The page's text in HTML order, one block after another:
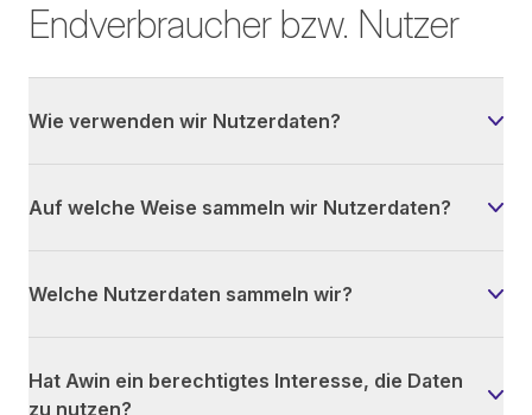
Endverbraucher bzw. Nutzer
Wie verwenden wir Nutzerdaten?
Auf welche Weise sammeln wir Nutzerdaten?
Welche Nutzerdaten sammeln wir?
Hat Awin ein berechtigtes Interesse, die Daten
zu nutzen?